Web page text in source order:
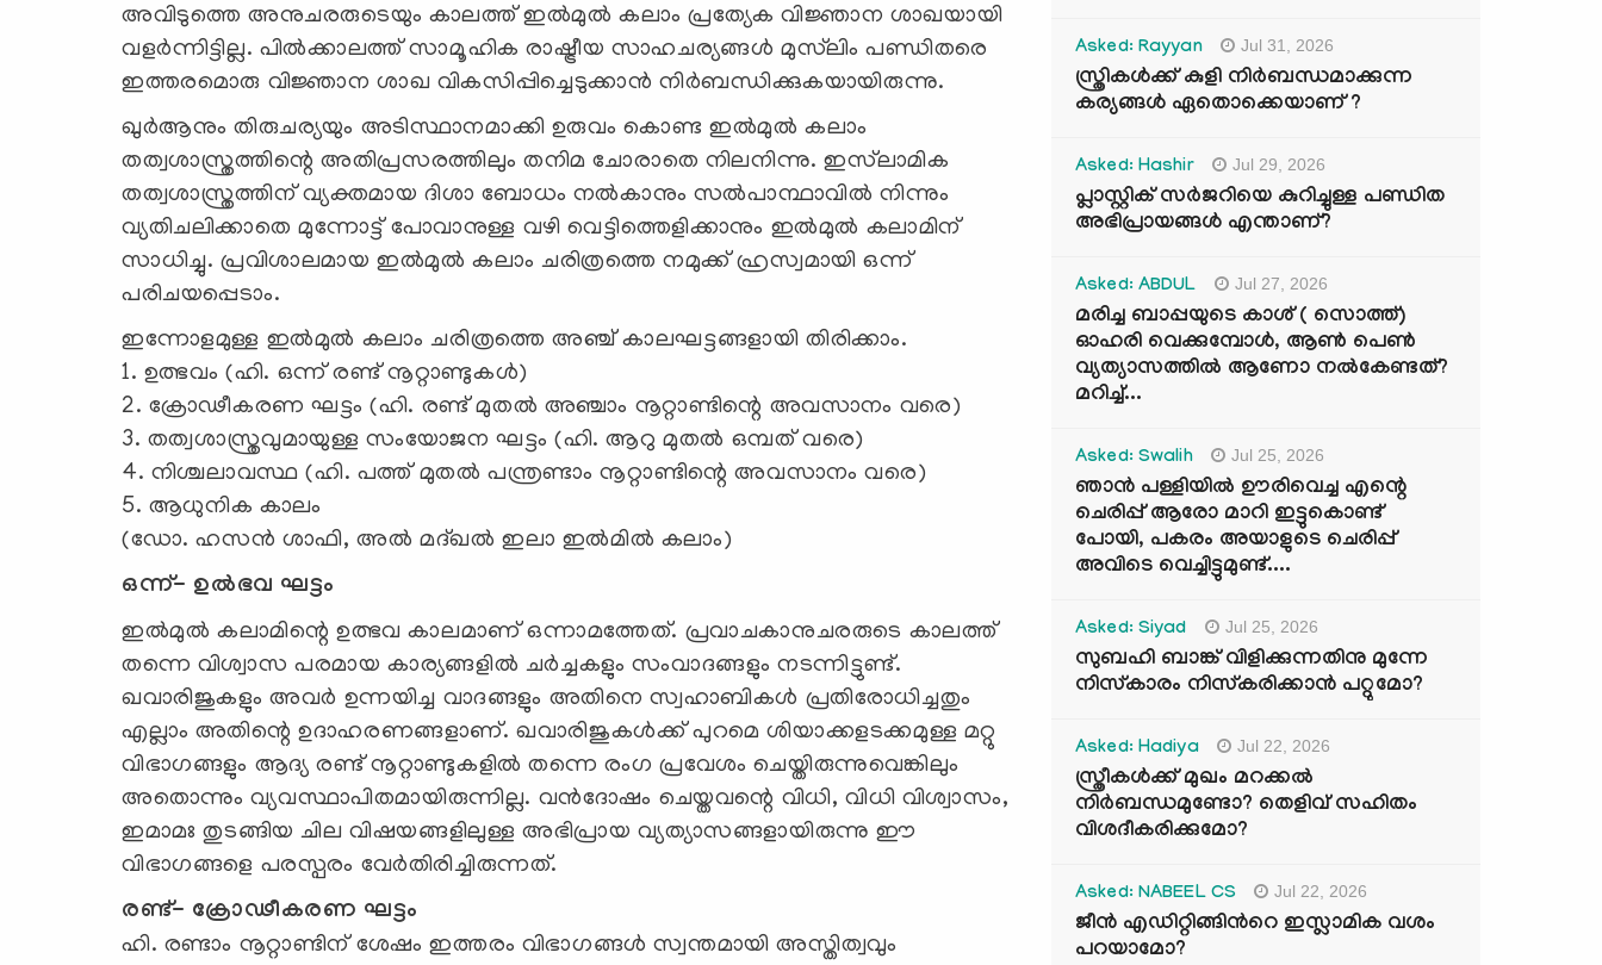
അവിടുത്തെ അനുചരരുടെയും കാലത്ത് ഇല്‍മുല്‍ കലാം പ്രത്യേക വിജ്ഞാന ശാഖയായി
വളര്‍ന്നിട്ടില്ല. പില്‍ക്കാലത്ത് സാമൂഹിക രാഷ്ട്രീയ സാഹചര്യങ്ങള്‍ മുസ്‍ലിം പണ്ഡിതരെ
ഇത്തരമൊരു വിജ്ഞാന ശാഖ വികസിപ്പിച്ചെടുക്കാന്‍ നിര്‍ബന്ധിക്കുകയായിരുന്നു.
ഖുര്‍ആനും തിരുചര്യയും അടിസ്ഥാനമാക്കി ഉരുവം കൊണ്ട ഇല്‍മുല്‍ കലാം
തത്വശാസ്ത്രത്തിന്റെ അതിപ്രസരത്തിലും തനിമ ചോരാതെ നിലനിന്നു. ഇസ്‍‌ലാമിക
തത്വശാസ്ത്രത്തിന് വ്യക്തമായ ദിശാ ബോധം നല്‍കാനും സല്‍പാന്ഥാവില്‍ നിന്നും
വ്യതിചലിക്കാതെ മുന്നോട്ട് പോവാനുള്ള വഴി വെട്ടിത്തെളിക്കാനും ഇല്‍മുല്‍ കലാമിന്
സാധിച്ചു. പ്രവിശാലമായ ഇല്‍മുല്‍ കലാം ചരിത്രത്തെ നമുക്ക് ഹ്രസ്വമായി ഒന്ന്
പരിചയപ്പെടാം.
ഇന്നോളമുള്ള ഇല്‍മുല്‍ കലാം ചരിത്രത്തെ അഞ്ച് കാലഘട്ടങ്ങളായി തിരിക്കാം.
1. ഉത്ഭവം (ഹി. ഒന്ന് രണ്ട് നൂറ്റാണ്ടുകള്‍)
2. ക്രോഢീകരണ ഘട്ടം (ഹി. രണ്ട് മുതല്‍ അഞ്ചാം നൂറ്റാണ്ടിന്റെ അവസാനം വരെ)
3. തത്വശാസ്ത്രവുമായുള്ള സംയോജന ഘട്ടം (ഹി. ആറു മുതല്‍ ഒമ്പത് വരെ)
4. നിശ്ചലാവസ്ഥ (ഹി. പത്ത് മുതല്‍ പന്ത്രണ്ടാം നൂറ്റാണ്ടിന്റെ അവസാനം വരെ)
5. ആധുനിക കാലം
(ഡോ. ഹസന്‍ ശാഫി, അല്‍ മദ്ഖല്‍ ഇലാ ഇല്‍മില്‍ കലാം)
ഒന്ന്- ഉല്‍ഭവ ഘട്ടം
ഇല്‍മുല്‍ കലാമിന്റെ ഉത്ഭവ കാലമാണ് ഒന്നാമത്തേത്. പ്രവാചകാനുചരരുടെ കാലത്ത്
തന്നെ വിശ്വാസ പരമായ കാര്യങ്ങളില്‍ ചര്‍ച്ചകളും സംവാദങ്ങളും നടന്നിട്ടുണ്ട്.
ഖവാരിജുകളും അവര്‍ ഉന്നയിച്ച വാദങ്ങളും അതിനെ സ്വഹാബികള്‍ പ്രതിരോധിച്ചതും
എല്ലാം അതിന്റെ ഉദാഹരണങ്ങളാണ്. ഖവാരിജുകള്‍ക്ക് പുറമെ ശിയാക്കളടക്കമുള്ള മറ്റു
വിഭാഗങ്ങളും ആദ്യ രണ്ട് നൂറ്റാണ്ടുകളില്‍ തന്നെ രംഗ പ്രവേശം ചെയ്തിരുന്നുവെങ്കിലും
അതൊന്നും വ്യവസ്ഥാപിതമായിരുന്നില്ല. വന്‍ദോഷം ചെയ്തവന്റെ വിധി, വിധി വിശ്വാസം,
ഇമാമഃ തുടങ്ങിയ ചില വിഷയങ്ങളിലുള്ള അഭിപ്രായ വ്യത്യാസങ്ങളായിരുന്നു ഈ
വിഭാഗങ്ങളെ പരസ്പരം വേര്‍തിരിച്ചിരുന്നത്.
രണ്ട്- ക്രോഢീകരണ ഘട്ടം
ഹി. രണ്ടാം നൂറ്റാണ്ടിന് ശേഷം ഇത്തരം വിഭാഗങ്ങള്‍ സ്വന്തമായി അസ്തിത്വവും
Asked: Rayyan Jul 31, 2026
സ്ത്രികൾക്ക് കുളി നിർബന്ധമാക്കുന്ന
കര്യങ്ങൾ ഏതൊക്കെയാണ് ?
Asked: Hashir Jul 29, 2026
പ്ലാസ്റ്റിക് സർജറിയെ കുറിച്ചുള്ള പണ്ഡിത
അഭിപ്രായങ്ങൾ എന്താണ്?
Asked: ABDUL Jul 27, 2026
മരിച്ച ബാപ്പയുടെ കാശ് ( സൊത്ത്)
ഓഹരി വെക്കുമ്പോൾ, ആണ്‍ പെണ്‍
വ്യത്യാസത്തില്‍ ആണോ നല്‍കേണ്ടത്?
മറിച്ച്...
Asked: Swalih Jul 25, 2026
ഞാൻ പള്ളിയിൽ ഊരിവെച്ച എന്റെ
ചെരിപ്പ് ആരോ മാറി ഇട്ടുകൊണ്ട്
പോയി, പകരം അയാളുടെ ചെരിപ്പ്
അവിടെ വെച്ചിട്ടുമുണ്ട്....
Asked: Siyad Jul 25, 2026
സുബഹി ബാങ്ക് വിളിക്കുന്നതിനു മുന്നേ
നിസ്കാരം നിസ്കരിക്കാൻ പറ്റുമോ?
Asked: Hadiya Jul 22, 2026
സ്ത്രീകൾക്ക് മുഖം മറക്കൽ
നിർബന്ധമുണ്ടോ? തെളിവ് സഹിതം
വിശദീകരിക്കുമോ?
Asked: NABEEL CS Jul 22, 2026
ജീൻ എഡിറ്റിങ്ങിന്‍റെ ഇസ്ലാമിക വശം
പറയാമോ?